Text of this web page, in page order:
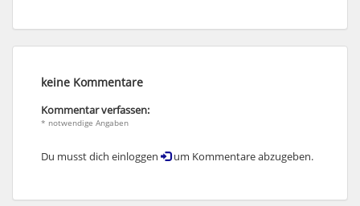
keine Kommentare
Kommentar verfassen:
* notwendige Angaben
Du musst dich einloggen um Kommentare abzugeben.